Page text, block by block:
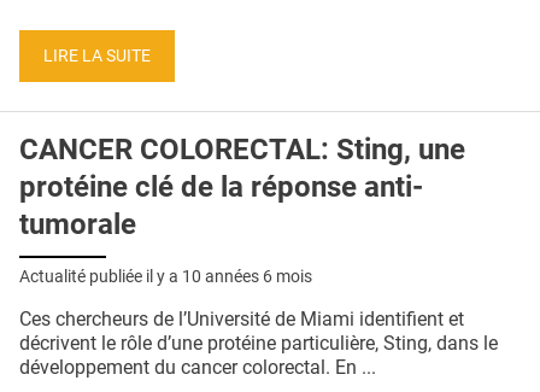
LIRE LA SUITE
CANCER COLORECTAL: Sting, une
protéine clé de la réponse anti-
tumorale
Actualité publiée il y a 10 années 6 mois
Ces chercheurs de l’Université de Miami identifient et
décrivent le rôle d’une protéine particulière, Sting, dans le
développement du cancer colorectal. En ...